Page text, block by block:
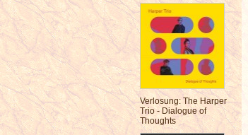
Verlosung: The Harper
Trio - Dialogue of
Thoughts